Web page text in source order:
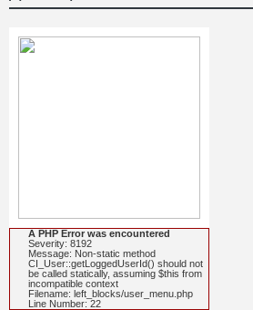
A PHP Error was encountered
Severity: 8192
Message: Non-static method
CI_User::getLoggedUserId() should not
be called statically, assuming $this from
incompatible context
Filename: left_blocks/user_menu.php
Line Number: 22